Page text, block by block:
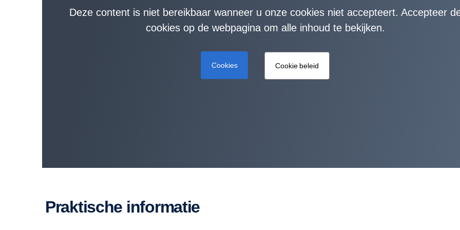
Deze content is niet bereikbaar wanneer u onze cookies niet accepteert. Accepteer
cookies op de webpagina om alle inhoud te bekijken.
Cookies Cookie beleid
Praktische informatie